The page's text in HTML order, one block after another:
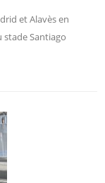
et Alavès en
stade Santiago